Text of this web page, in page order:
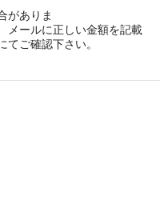
がありま
正しい金額を記載
ご確認下さい。